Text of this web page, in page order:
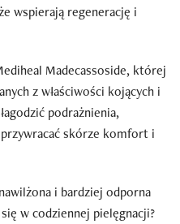
wspierają regenerację i
Madecassoside, której
z właściwości kojących i
podrażnienia,
skórze komfort i
i bardziej odporna
w codziennej pielęgnacji?